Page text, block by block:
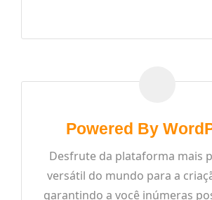
Powered By
Desfrute da plataforma mais
versátil do mundo para a
garantindo a você inúmeras